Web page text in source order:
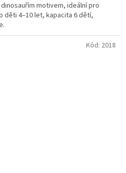
motivem, ideální pro
děti 4–10 let, kapacita 6 dětí,
Kód: 2018